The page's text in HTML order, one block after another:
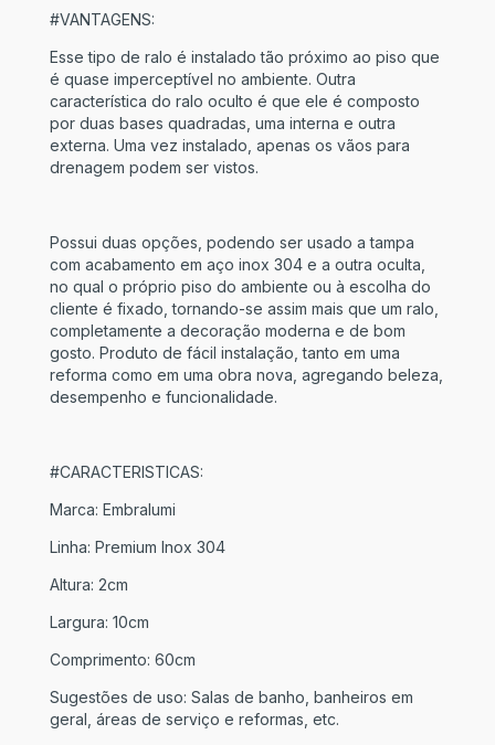
#VANTAGENS:
Esse tipo de ralo é instalado tão próximo ao piso que
é quase imperceptível no ambiente. Outra
característica do ralo oculto é que ele é composto
por duas bases quadradas, uma interna e outra
externa. Uma vez instalado, apenas os vãos para
drenagem podem ser vistos.
Possui duas opções, podendo ser usado a tampa
com acabamento em aço inox 304 e a outra oculta,
no qual o próprio piso do ambiente ou à escolha do
cliente é fixado, tornando-se assim mais que um ralo,
completamente a decoração moderna e de bom
gosto. Produto de fácil instalação, tanto em uma
reforma como em uma obra nova, agregando beleza,
desempenho e funcionalidade.
#CARACTERISTICAS:
Marca: Embralumi
Linha: Premium Inox 304
Altura: 2cm
Largura: 10cm
Comprimento: 60cm
Sugestões de uso: Salas de banho, banheiros em
geral, áreas de serviço e reformas, etc.